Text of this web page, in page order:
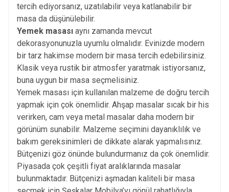
tercih ediyorsanız, uzatılabilir veya katlanabilir bir
masa da düşünülebilir.
Yemek masası aynı zamanda mevcut
dekorasyonunuzla uyumlu olmalıdır. Evinizde modern
bir tarz hakimse modern bir masa tercih edebilirsiniz.
Klasik veya rustik bir atmosfer yaratmak istiyorsanız,
buna uygun bir masa seçmelisiniz.
Yemek masası için kullanılan malzeme de doğru tercih
yapmak için çok önemlidir. Ahşap masalar sıcak bir his
verirken, cam veya metal masalar daha modern bir
görünüm sunabilir. Malzeme seçimini dayanıklılık ve
bakım gereksinimleri de dikkate alarak yapmalısınız.
Bütçenizi göz önünde bulundurmanız da çok önemlidir.
Piyasada çok çeşitli fiyat aralıklarında masalar
bulunmaktadır. Bütçenizi aşmadan kaliteli bir masa